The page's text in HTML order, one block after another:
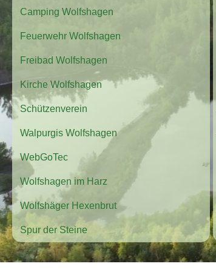
Camping Wolfshagen
Feuerwehr Wolfshagen
Freibad Wolfshagen
Kirche Wolfshagen
Schützenverein
Walpurgis Wolfshagen
WebGoTec
Wolfshagen im Harz
Wolfshäger Hexenbrut
Spur der Steine